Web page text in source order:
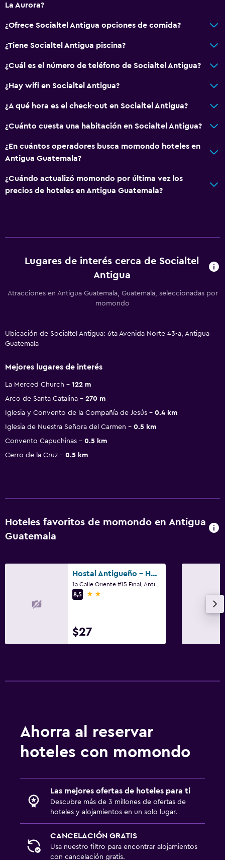
La Aurora?
¿Ofrece Socialtel Antigua opciones de comida?
¿Tiene Socialtel Antigua piscina?
¿Cuál es el número de teléfono de Socialtel Antigua?
¿Hay wifi en Socialtel Antigua?
¿A qué hora es el check-out en Socialtel Antigua?
¿Cuánto cuesta una habitación en Socialtel Antigua?
¿En cuántos operadores busca momondo hoteles en
Antigua Guatemala?
¿Cuándo actualizó momondo por última vez los
precios de hoteles en Antigua Guatemala?
Lugares de interés cerca de Socialtel
Antigua
Atracciones en Antigua Guatemala, Guatemala, seleccionadas por
momondo
Ubicación de Socialtel Antigua: 6ta Avenida Norte 43-a, Antigua
Guatemala
Mejores lugares de interés
La Merced Church
122 m
Arco de Santa Catalina
270 m
Iglesia y Convento de la Compañía de Jesús
0.4 km
Iglesia de Nuestra Señora del Carmen
0.5 km
Convento Capuchinas
0.5 km
Cerro de la Cruz
0.5 km
Hoteles favoritos de momondo en Antigua
Guatemala
Hostal Antigueño - Hostel
8,5
2 estrellas
$27
Ahorra al reservar
hoteles con momondo
Las mejores ofertas de hoteles para ti
Descubre más de 3 millones de ofertas de
hoteles y alojamientos en un solo lugar.
CANCELACIÓN GRATIS
Usa nuestro filtro para encontrar alojamientos
con cancelación gratis.